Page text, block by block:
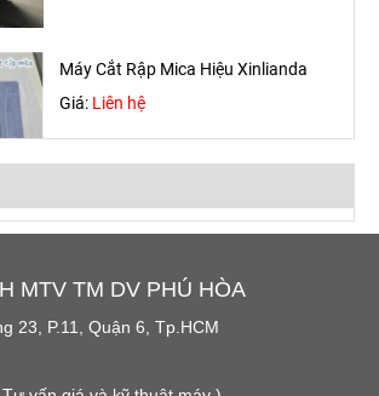
Máy Cắt Rập Mica Hiệu Xinlianda
Giá: Liên hệ
Máy Bọc Vỏ Áo Nệm Gối Trong Ngành
Sofa Xinqunli ESF001
MTV TM DV PHÚ HÒA
23, P.11, Quận 6, Tp.HCM